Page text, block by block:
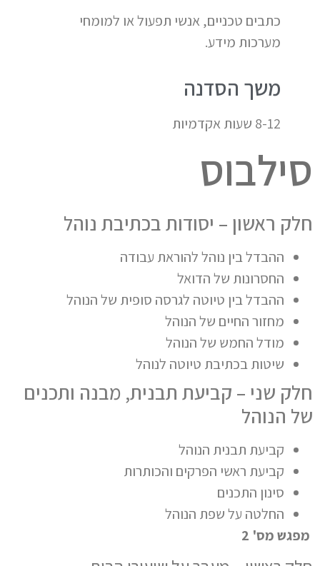
כתבים טכניים, אנשי תפעול או למומחי
מערכות מידע.
משך הסדנה
8-12 שעות אקדמיות
סילבוס
חלק ראשון – יסודות בכתיבת נוהל
ההבדל בין נוהל להוראת עבודה
החסרונות של הדואל
ההבדל בין טיוטה לגרסה סופית של הנוהל
מחזור החיים של הנוהל
מודל החמש של הנוהל
שיטות בכתיבת טיוטה לנוהל
חלק שני – קביעת תבנית, מבנה ותכנים
של הנוהל
קביעת תבנית הנוהל
קביעת ראשי הפרקים והכותרות
סינון התכנים
החלטה על שפת הנוהל
מפגש מס' 2